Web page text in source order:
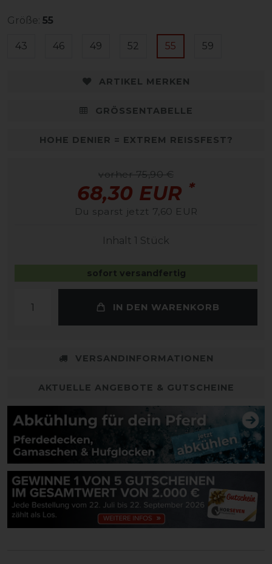
Größe: 55
43 46 49 52 55 59
ARTIKEL MERKEN
GRÖSSENTABELLE
HOHE DENIER = EXTREM REISSFEST?
vorher 75,90 €
68,30 EUR *
Du sparst jetzt 7,60 EUR
Inhalt 1 Stück
sofort versandfertig
IN DEN WARENKORB
VERSANDINFORMATIONEN
AKTUELLE ANGEBOTE & GUTSCHEINE